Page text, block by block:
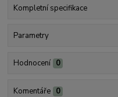
Kompletní specifikace
Parametry
Hodnocení 0
Komentáře 0